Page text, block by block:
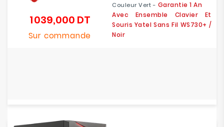
Couleur Vert - Garantie 1 An
Avec Ensemble Clavier Et
Souris Yatel Sans Fil WS730+ /
Noir
1 039,000 DTPrix
Sur commande